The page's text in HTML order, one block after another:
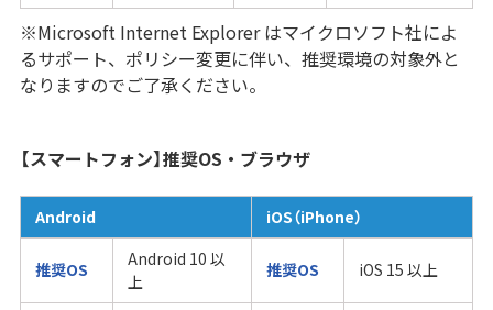
※Microsoft Internet Explorer はマイクロソフト社によ
るサポート、ポリシー変更に伴い、推奨環境の対象外と
なりますのでご了承ください。
【スマートフォン】推奨OS・ブラウザ
Android iOS（iPhone）
推奨OS
Android 10 以
上
推奨OS iOS 15 以上